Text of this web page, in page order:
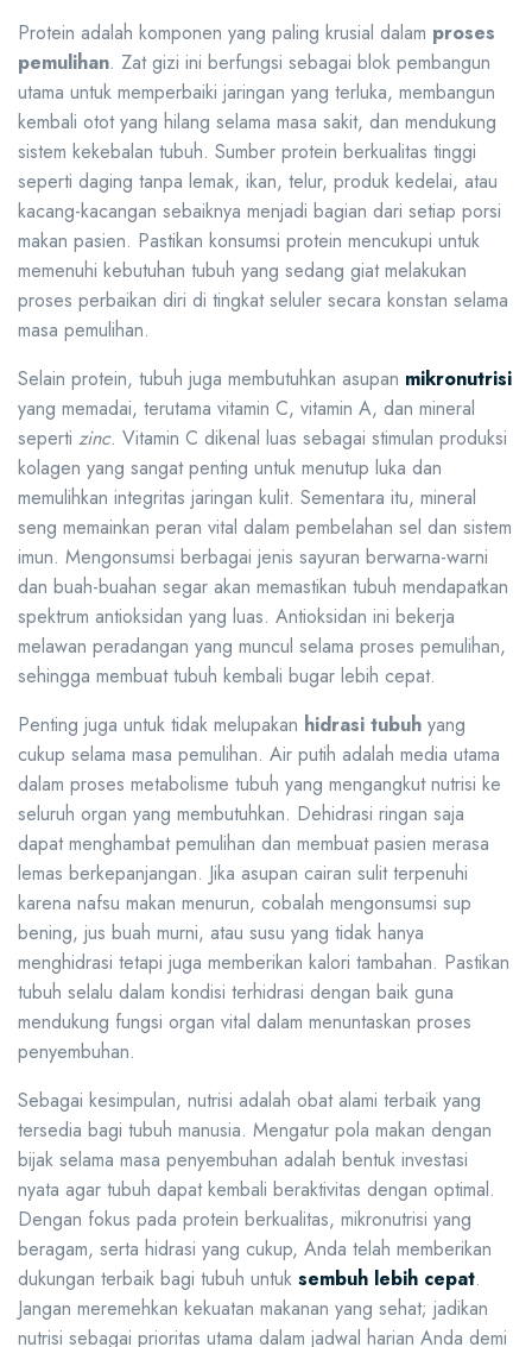
Protein adalah komponen yang paling krusial dalam proses
pemulihan. Zat gizi ini berfungsi sebagai blok pembangun
utama untuk memperbaiki jaringan yang terluka, membangun
kembali otot yang hilang selama masa sakit, dan mendukung
sistem kekebalan tubuh. Sumber protein berkualitas tinggi
seperti daging tanpa lemak, ikan, telur, produk kedelai, atau
kacang-kacangan sebaiknya menjadi bagian dari setiap porsi
makan pasien. Pastikan konsumsi protein mencukupi untuk
memenuhi kebutuhan tubuh yang sedang giat melakukan
proses perbaikan diri di tingkat seluler secara konstan selama
masa pemulihan.
Selain protein, tubuh juga membutuhkan asupan mikronutrisi
yang memadai, terutama vitamin C, vitamin A, dan mineral
seperti zinc. Vitamin C dikenal luas sebagai stimulan produksi
kolagen yang sangat penting untuk menutup luka dan
memulihkan integritas jaringan kulit. Sementara itu, mineral
seng memainkan peran vital dalam pembelahan sel dan sistem
imun. Mengonsumsi berbagai jenis sayuran berwarna-warni
dan buah-buahan segar akan memastikan tubuh mendapatkan
spektrum antioksidan yang luas. Antioksidan ini bekerja
melawan peradangan yang muncul selama proses pemulihan,
sehingga membuat tubuh kembali bugar lebih cepat.
Penting juga untuk tidak melupakan hidrasi tubuh yang
cukup selama masa pemulihan. Air putih adalah media utama
dalam proses metabolisme tubuh yang mengangkut nutrisi ke
seluruh organ yang membutuhkan. Dehidrasi ringan saja
dapat menghambat pemulihan dan membuat pasien merasa
lemas berkepanjangan. Jika asupan cairan sulit terpenuhi
karena nafsu makan menurun, cobalah mengonsumsi sup
bening, jus buah murni, atau susu yang tidak hanya
menghidrasi tetapi juga memberikan kalori tambahan. Pastikan
tubuh selalu dalam kondisi terhidrasi dengan baik guna
mendukung fungsi organ vital dalam menuntaskan proses
penyembuhan.
Sebagai kesimpulan, nutrisi adalah obat alami terbaik yang
tersedia bagi tubuh manusia. Mengatur pola makan dengan
bijak selama masa penyembuhan adalah bentuk investasi
nyata agar tubuh dapat kembali beraktivitas dengan optimal.
Dengan fokus pada protein berkualitas, mikronutrisi yang
beragam, serta hidrasi yang cukup, Anda telah memberikan
dukungan terbaik bagi tubuh untuk sembuh lebih cepat.
Jangan meremehkan kekuatan makanan yang sehat; jadikan
nutrisi sebagai prioritas utama dalam jadwal harian Anda demi